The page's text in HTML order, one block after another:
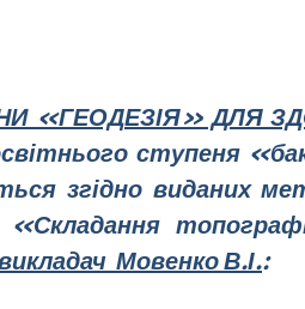
«ГЕОДЕЗІЯ» ДЛЯ
ступеня
згідно виданих
Мовенко В.І.: